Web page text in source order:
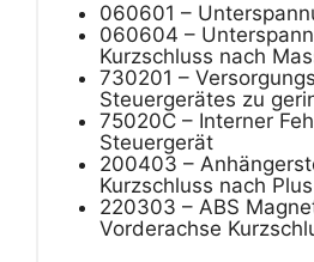
060601 –
060604 –
Kurzschluss nach
730201 –
Steuergerätes zu
75020C – Interner
Steuergerät
200403 –
Kurzschluss nach Plus
220303 – ABS
Vorderachse